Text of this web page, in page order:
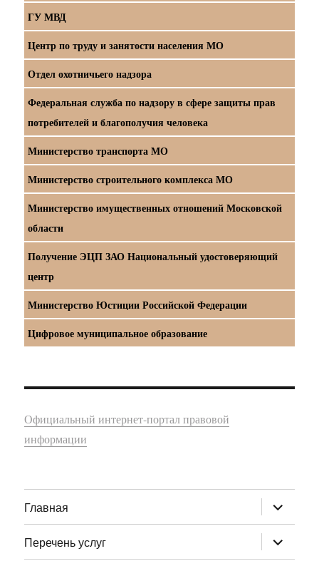
ГУ МВД
Центр по труду и занятости населения МО
Отдел охотничьего надзора
Федеральная служба по надзору в сфере защиты прав
потребителей и благополучия человека
Министерство транспорта МО
Министерство строительного комплекса МО
Министерство имущественных отношений Московской
области
Получение ЭЦП ЗАО Национальный удостоверяющий
центр
Министерство Юстиции Российской Федерации
Цифровое муниципальное образование
Официальный интернет-портал правовой
информации
Главная раскрыть
дочернее
меню
Перечень услуг
раскрыть
дочернее